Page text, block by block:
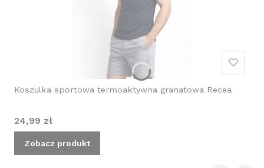
Koszulka sportowa termoaktywna granatowa Recea
Cena
24,99 zł
Zobacz produkt